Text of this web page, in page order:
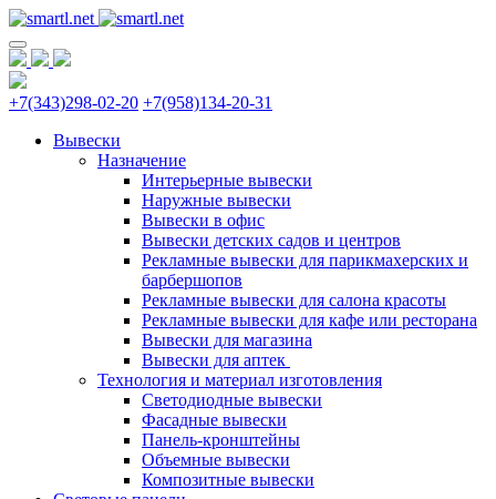
+7(343)298-02-20 +7(958)134-20-31
Вывески
Назначение
Интерьерные вывески
Наружные вывески
Вывески в офис
Вывески детских садов и центров
Рекламные вывески для парикмахерских и
барбершопов
Рекламные вывески для салона красоты
Рекламные вывески для кафе или ресторана
Вывески для магазина
Вывески для аптек
Технология и материал изготовления
Светодиодные вывески
Фасадные вывески
Панель-кронштейны
Объемные вывески
Композитные вывески